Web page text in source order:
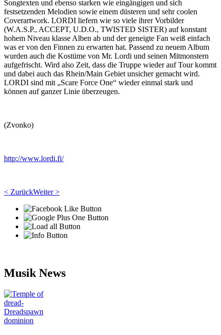
Songtexten und ebenso starken wie eingängigen und sich
festsetzenden Melodien sowie einem düsteren und sehr coolen
Coverartwork. LORDI liefern wie so viele ihrer Vorbilder
(W.A.S.P., ACCEPT, U.D.O., TWISTED SISTER) auf konstant
hohem Niveau klasse Alben ab und der geneigte Fan weiß einfach
was er von den Finnen zu erwarten hat. Passend zu neuem Album
wurden auch die Kostüme von Mr. Lordi und seinen Mitmonstern
aufgefrischt. Wird also Zeit, dass die Truppe wieder auf Tour kommt
und dabei auch das Rhein/Main Gebiet unsicher gemacht wird.
LORDI sind mit „Scare Force One“ wieder einmal stark und
können auf ganzer Linie überzeugen.
(Zvonko)
http://www.lordi.fi/
< ZurückWeiter >
Musik News